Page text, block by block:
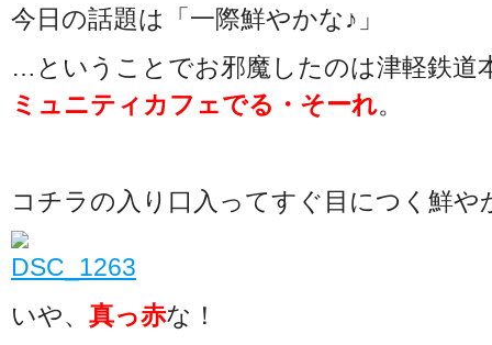
今日の話題は「一際鮮やかな♪」
…ということでお邪魔したのは津軽鉄道
ミュニティカフェでる・そーれ。
コチラの入り口入ってすぐ目につく鮮や
いや、 真っ赤な！